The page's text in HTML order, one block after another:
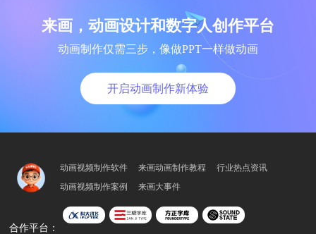
来画，动画设计和数字人创作平台
动画制作仅需三步，像做PPT一样做动画
开启动画制作新体验
动画视频制作软件 来画动画制作教程
行业热点资讯
动画视频制作案例
来画大事件
合作平台：